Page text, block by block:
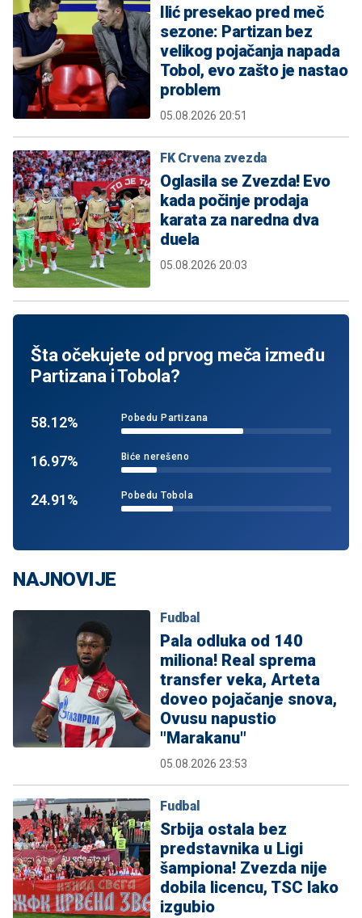
Ilić presekao pred meč
sezone: Partizan bez
velikog pojačanja napada
Tobol, evo zašto je nastao
problem
05.08.2026 20:51
FK Crvena zvezda
Oglasila se Zvezda! Evo
kada počinje prodaja
karata za naredna dva
duela
05.08.2026 20:03
Šta očekujete od prvog meča između
Partizana i Tobola?
58.12% Pobedu Partizana
16.97% Biće nerešeno
24.91% Pobedu Tobola
NAJNOVIJE
Fudbal
Pala odluka od 140
miliona! Real sprema
transfer veka, Arteta
doveo pojačanje snova,
Ovusu napustio
"Marakanu"
05.08.2026 23:53
Fudbal
Srbija ostala bez
predstavnika u Ligi
šampiona! Zvezda nije
dobila licencu, TSC lako
izgubio